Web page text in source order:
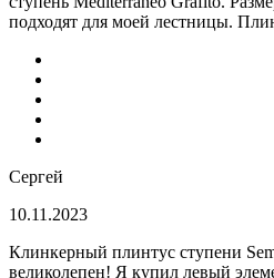
подходят для моей лестницы.
Сергей
10.11.2023
Клинкерный плинтус ступени
великолепен! Я купил левый